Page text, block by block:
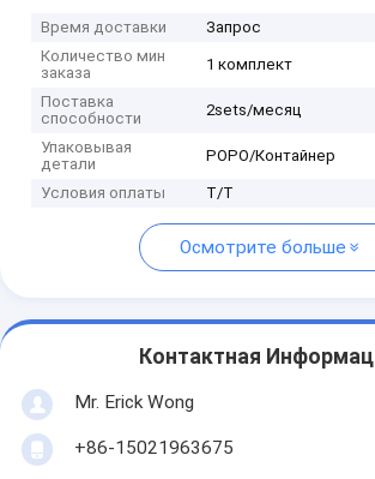
Время доставки
Запрос
Количество мин
заказа
1 комплект
Поставка
способности
2sets/месяц
Упаковывая
детали
РОРО/Контайнер
Условия оплаты T/T
Осмотрите больше
Контактная
Mr. Erick Wong
+86-15021963675